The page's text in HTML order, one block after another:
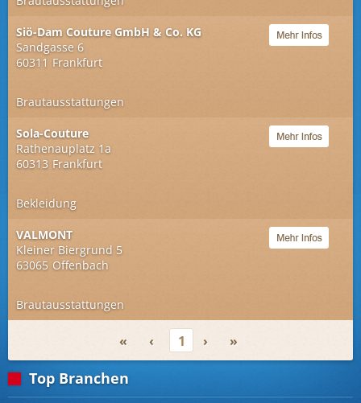
Siö-Dam Couture GmbH & Co. KG
Sandgasse 6
60311 Frankfurt
Brautausstattungen
Sola-Couture
Rathenauplatz 1a
60313 Frankfurt
Bekleidung
VALMONT
Kleiner Biergrund 5
63065 Offenbach
Brautausstattungen
« ‹ 1 › »
Top Branchen